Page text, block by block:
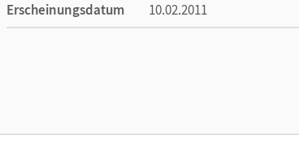
Erscheinungsdatum
10.02.2011